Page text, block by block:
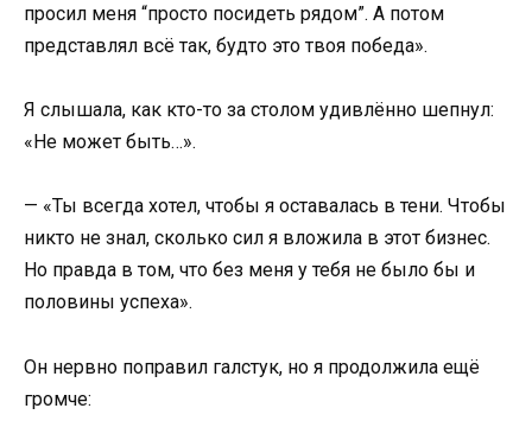
просил меня “просто посидеть рядом”. А потом
представлял всё так, будто это твоя победа».
Я слышала, как кто-то за столом удивлённо шепнул:
«Не может быть…».
— «Ты всегда хотел, чтобы я оставалась в тени. Чтобы
никто не знал, сколько сил я вложила в этот бизнес.
Но правда в том, что без меня у тебя не было бы и
половины успеха».
Он нервно поправил галстук, но я продолжила ещё
громче: